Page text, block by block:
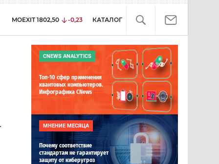
MOEXIT 1802,50 -0,23 КАТАЛОГ
.
CNEWS ANALYTICS
Топ-10 сфер применения
квантовых компьютеров.
Инфографика CNews
МНЕНИЕ МЕСЯЦА
Почему соответствие
стандартам не гарантирует
защиту от киберугроз